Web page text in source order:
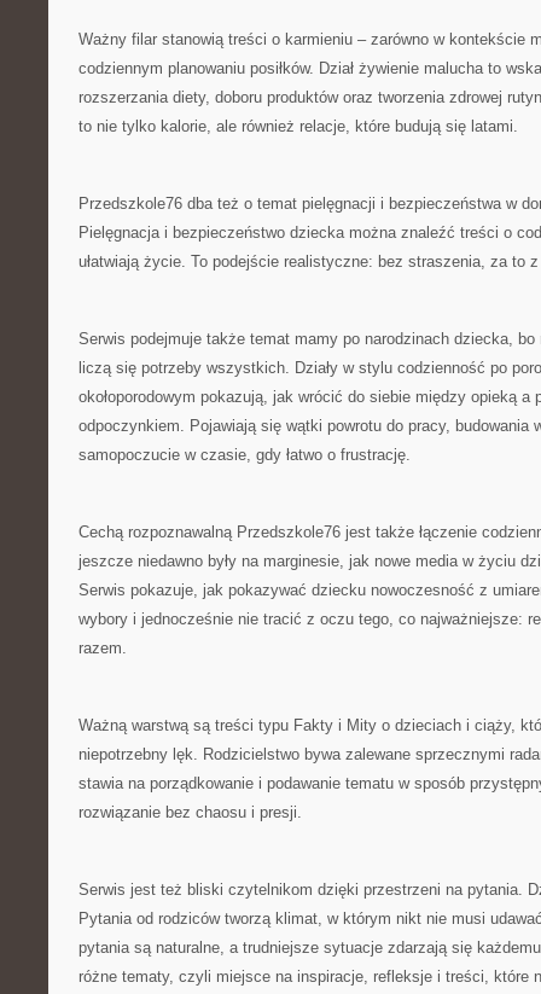
Ważny filar stanowią treści o karmieniu – zarówno w kontekście
codziennym planowaniu posiłków. Dział żywienie malucha to
rozszerzania diety, doboru produktów oraz tworzenia zdrowej
to nie tylko kalorie, ale również relacje, które budują się latami.
Przedszkole76 dba też o temat pielęgnacji i bezpieczeństwa w
Pielęgnacja i bezpieczeństwo dziecka można znaleźć treści o
ułatwiają życie. To podejście realistyczne: bez straszenia, za to
Serwis podejmuje także temat mamy po narodzinach dziecka,
liczą się potrzeby wszystkich. Działy w stylu codzienność po
okołoporodowym pokazują, jak wrócić do siebie między opieką a
odpoczynkiem. Pojawiają się wątki powrotu do pracy, budowania
samopoczucie w czasie, gdy łatwo o frustrację.
Cechą rozpoznawalną Przedszkole76 jest także łączenie
jeszcze niedawno były na marginesie, jak nowe media w życiu
Serwis pokazuje, jak pokazywać dziecku nowoczesność z
wybory i jednocześnie nie tracić z oczu tego, co najważniejsze:
razem.
Ważną warstwą są treści typu Fakty i Mity o dzieciach i ciąży,
niepotrzebny lęk. Rodzicielstwo bywa zalewane sprzecznymi
stawia na porządkowanie i podawanie tematu w sposób
rozwiązanie bez chaosu i presji.
Serwis jest też bliski czytelnikom dzięki przestrzeni na pytania.
Pytania od rodziców tworzą klimat, w którym nikt nie musi
pytania są naturalne, a trudniejsze sytuacje zdarzają się
różne tematy, czyli miejsce na inspiracje, refleksje i treści, które